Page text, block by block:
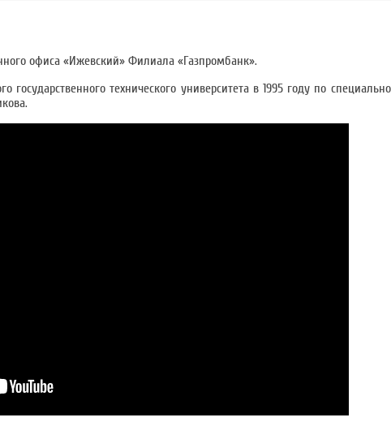
офиса «Ижевский» Филиала «Газпромбанк».
технического университета в 1995 году по